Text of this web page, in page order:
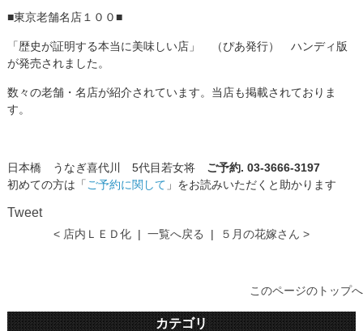
■東京老舗名店１００■
「歴史が証明する本当に美味しい店」 （ぴあ発行） ハンディ版
が発売されました。
数々の老舗・名店が紹介されています。当店も掲載されておりま
す。
日本橋 うなぎ喜代川 5代目若女将 ご予約. 03-3666-3197
初めての方は「 ご予約に関して 」をお読みいただくと助かります
Tweet
< 店内ＬＥＤ化 | 一覧へ戻る | ５月の花嫁さん >
このページのトップへ
カテゴリ